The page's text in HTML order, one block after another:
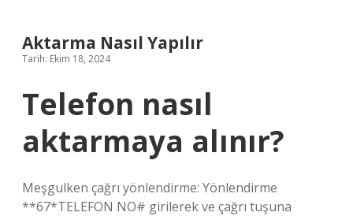
Aktarma Nasıl Yapılır
Tarih: Ekim 18, 2024
Telefon nasıl
aktarmaya alınır?
Meşgulken çağrı yönlendirme: Yönlendirme
**67*TELEFON NO# girilerek ve çağrı tuşuna